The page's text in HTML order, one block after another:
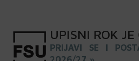
UPISNI ROK JE
PRIJAVI SE I